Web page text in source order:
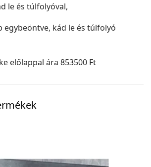
le és túlfolyóval,
egybeöntve, kád le és túlfolyó
előlappal ára 853500 Ft